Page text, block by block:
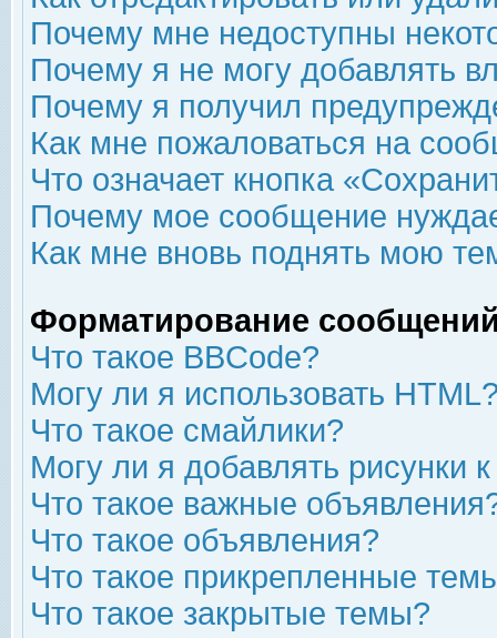
Почему мне недоступны
Почему я не могу добавлять
Почему я получил
Как мне пожаловаться на
Что означает кнопка
Почему мое сообщение
Как мне вновь поднять мою
Форматирование
Что такое BBCode?
Могу ли я использовать
Что такое смайлики?
Могу ли я добавлять рисунки
Что такое важные
Что такое объявления?
Что такое прикрепленные
Что такое закрытые темы?